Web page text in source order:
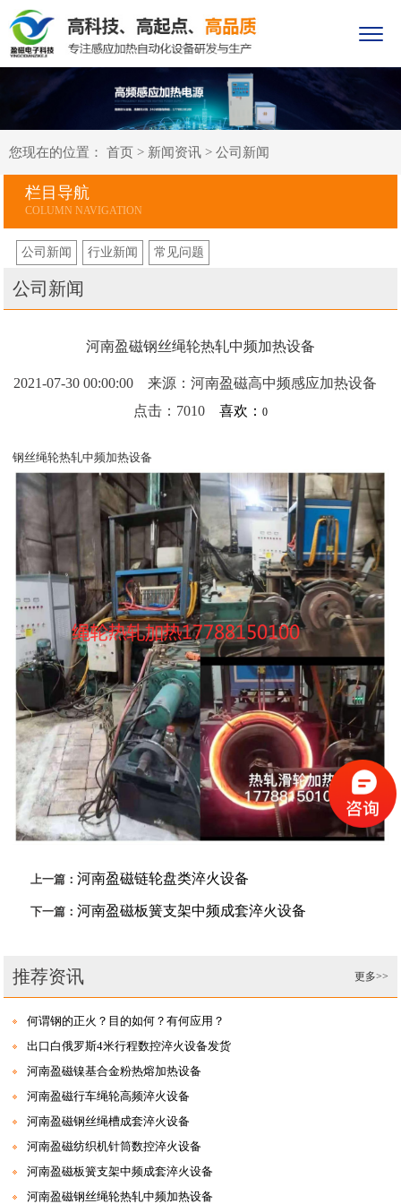
您现在的位置： 首页 > 新闻资讯 > 公司新闻
栏目导航
公司新闻 行业新闻 常见问题
公司新闻
河南盈磁钢丝绳轮热轧中频加热设备
2021-07-30 00:00:00 来源：河南盈磁高中频感应加热设备
点击：7010 喜欢： 0
钢丝绳轮热轧中频加热设备
上一篇：河南盈磁链轮盘类淬火设备
下一篇：河南盈磁板簧支架中频成套淬火设备
推荐资讯 更多>>
何谓钢的正火？目的如何？有何应用？
出口白俄罗斯4米行程数控淬火设备发货
河南盈磁镍基合金粉热熔加热设备
河南盈磁行车绳轮高频淬火设备
河南盈磁钢丝绳槽成套淬火设备
河南盈磁纺织机针筒数控淬火设备
河南盈磁板簧支架中频成套淬火设备
河南盈磁钢丝绳轮热轧中频加热设备